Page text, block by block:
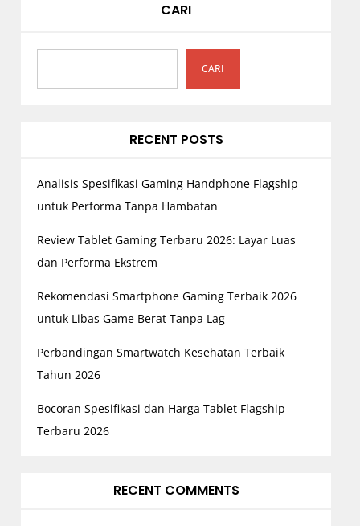
CARI
CARI
RECENT POSTS
Analisis Spesifikasi Gaming Handphone Flagship
untuk Performa Tanpa Hambatan
Review Tablet Gaming Terbaru 2026: Layar Luas
dan Performa Ekstrem
Rekomendasi Smartphone Gaming Terbaik 2026
untuk Libas Game Berat Tanpa Lag
Perbandingan Smartwatch Kesehatan Terbaik
Tahun 2026
Bocoran Spesifikasi dan Harga Tablet Flagship
Terbaru 2026
RECENT COMMENTS